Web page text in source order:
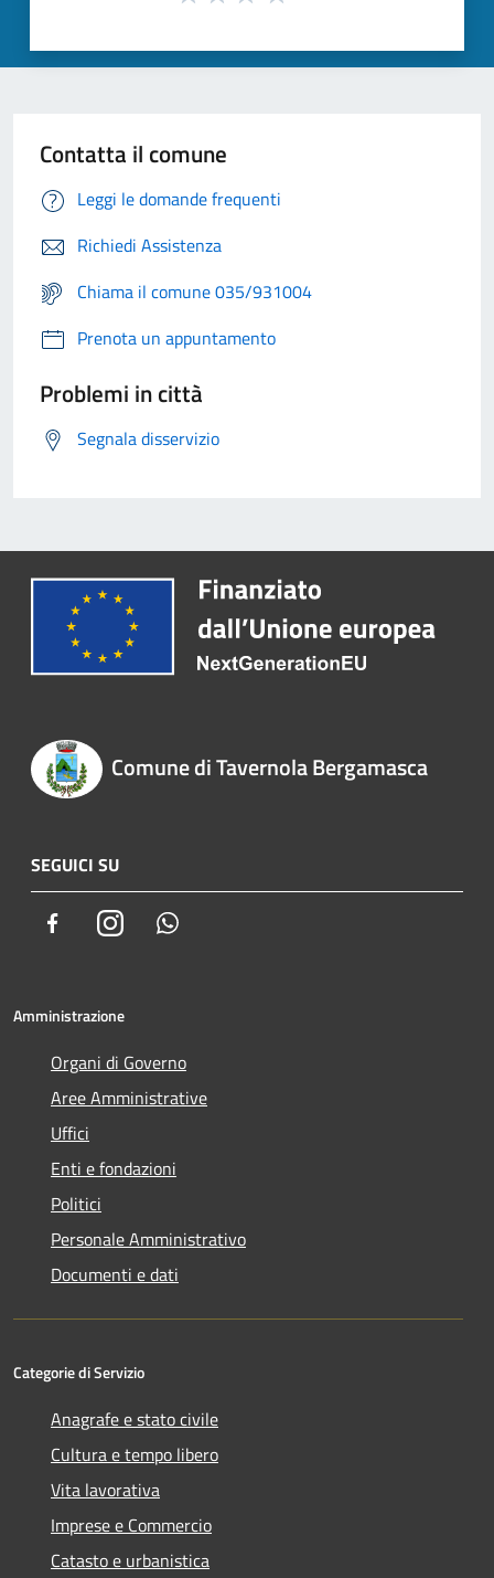
Contatta il comune
Leggi le domande frequenti
Richiedi Assistenza
Chiama il comune 035/931004
Prenota un appuntamento
Problemi in città
Segnala disservizio
Comune di Tavernola Bergamasca
SEGUICI SU
FacebookInstagram
Amministrazione
Organi di Governo
Aree Amministrative
Uffici
Enti e fondazioni
Politici
Personale Amministrativo
Documenti e dati
Categorie di Servizio
Anagrafe e stato civile
Cultura e tempo libero
Vita lavorativa
Imprese e Commercio
Catasto e urbanistica